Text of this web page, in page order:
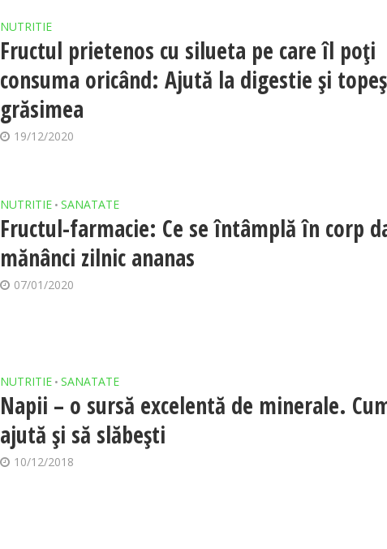
NUTRITIE
Fructul prietenos cu silueta pe care îl poți
consuma oricând: Ajută la digestie și
grăsimea
19/12/2020
NUTRITIE • SANATATE
Fructul-farmacie: Ce se întâmplă în corp
mănânci zilnic ananas
07/01/2020
NUTRITIE • SANATATE
Napii – o sursă excelentă de minerale.
ajută şi să slăbeşti
10/12/2018